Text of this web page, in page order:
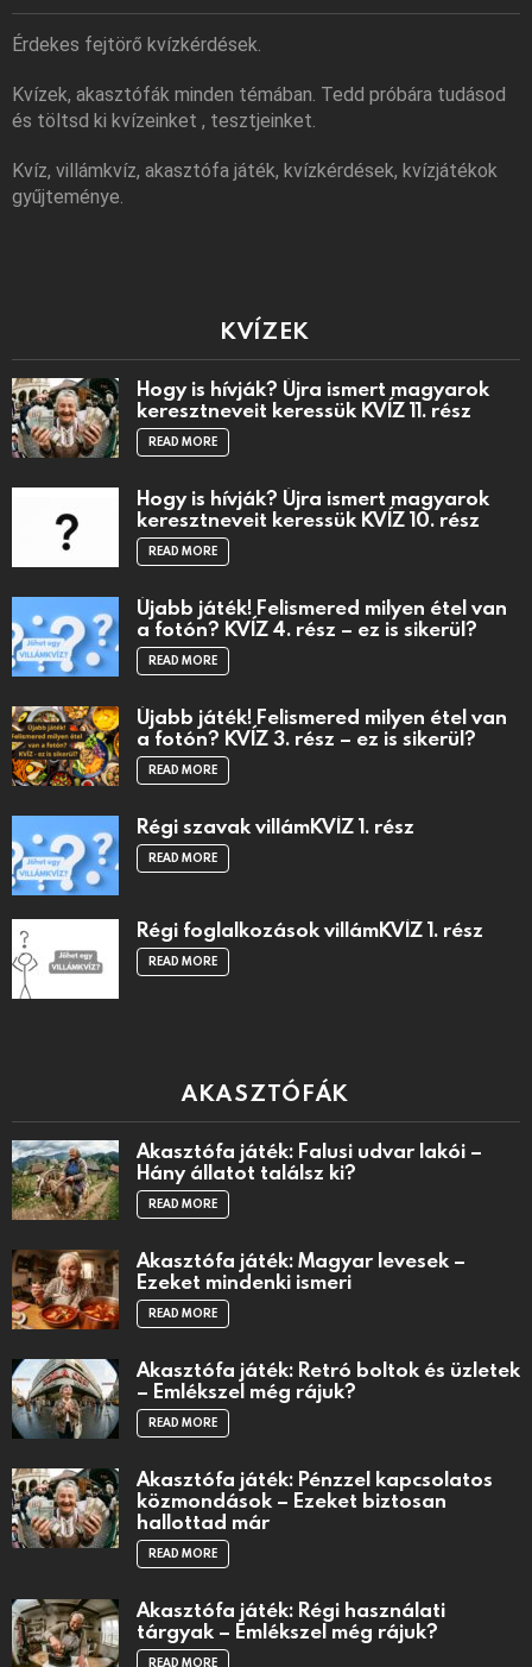
Érdekes fejtörő kvízkérdések.
Kvízek, akasztófák minden témában. Tedd próbára tudásod
és töltsd ki kvízeinket , tesztjeinket.
Kvíz, villámkvíz, akasztófa játék, kvízkérdések, kvízjátékok
gyűjteménye.
KVÍZEK
Hogy is hívják? Újra ismert magyarok
keresztneveit keressük KVÍZ 11. rész
READ MORE
Hogy is hívják? Újra ismert magyarok
keresztneveit keressük KVÍZ 10. rész
READ MORE
Újabb játék! Felismered milyen étel van
a fotón? KVÍZ 4. rész – ez is sikerül?
READ MORE
Újabb játék! Felismered milyen étel van
a fotón? KVÍZ 3. rész – ez is sikerül?
READ MORE
Régi szavak villámKVÍZ 1. rész
READ MORE
Régi foglalkozások villámKVÍZ 1. rész
READ MORE
AKASZTÓFÁK
Akasztófa játék: Falusi udvar lakói –
Hány állatot találsz ki?
READ MORE
Akasztófa játék: Magyar levesek –
Ezeket mindenki ismeri
READ MORE
Akasztófa játék: Retró boltok és üzletek
– Emlékszel még rájuk?
READ MORE
Akasztófa játék: Pénzzel kapcsolatos
közmondások – Ezeket biztosan
hallottad már
READ MORE
Akasztófa játék: Régi használati
tárgyak – Emlékszel még rájuk?
READ MORE